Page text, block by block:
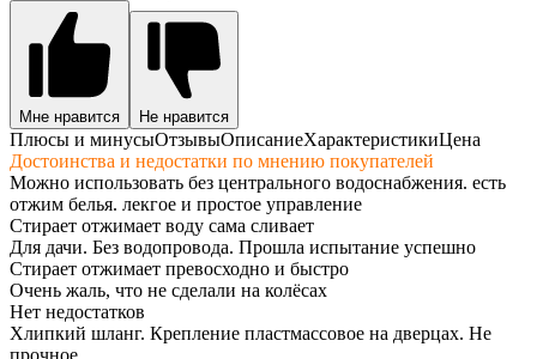
Мне нравится Не нравится
Плюсы и минусыОтзывыОписаниеХарактеристикиЦена
Достоинства и недостатки по мнению покупателей
Можно использовать без центрального водоснабжения. есть
отжим белья. лекгое и простое управление
Стирает отжимает воду сама сливает
Для дачи. Без водопровода. Прошла испытание успешно
Стирает отжимает превосходно и быстро
Очень жаль, что не сделали на колёсах
Нет недостатков
Хлипкий шланг. Крепление пластмассовое на дверцах. Не
прочное